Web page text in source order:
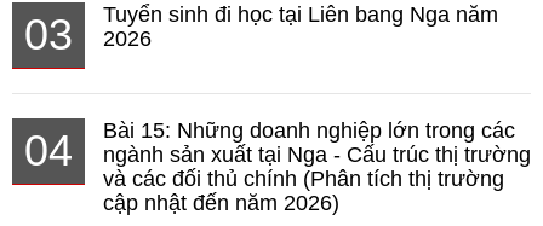
03
Tuyển sinh đi học tại Liên bang Nga năm
2026
04
Bài 15: Những doanh nghiệp lớn trong các
ngành sản xuất tại Nga - Cấu trúc thị trường
và các đối thủ chính (Phân tích thị trường
cập nhật đến năm 2026)